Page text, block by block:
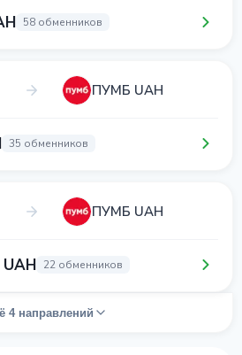
58 обменников
ПУМБ UAH
35 обменников
ПУМБ UAH
22 обменников
4 направлений